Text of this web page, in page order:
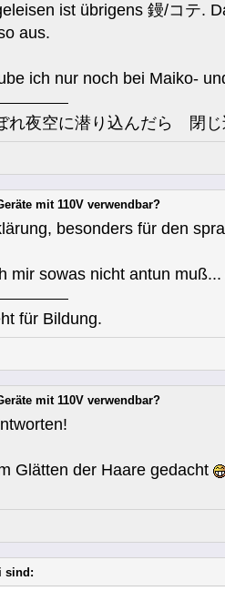
ist übrigens 鏝/コテ.
aus.
ich nur noch bei Maiko-
れ夜空に潜り込んだら 閉
mit 110V verwendbar?
besonders für den
mir sowas nicht antun muß...
für Bildung.
mit 110V verwendbar?
Glätten der Haare gedacht
sind: